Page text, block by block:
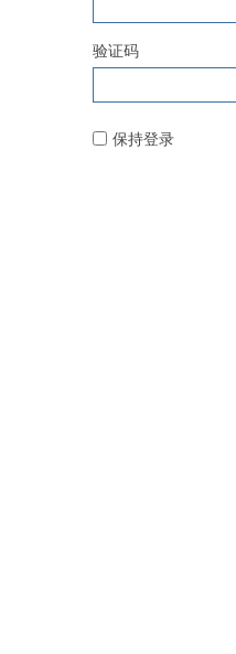
验证码
保持登录